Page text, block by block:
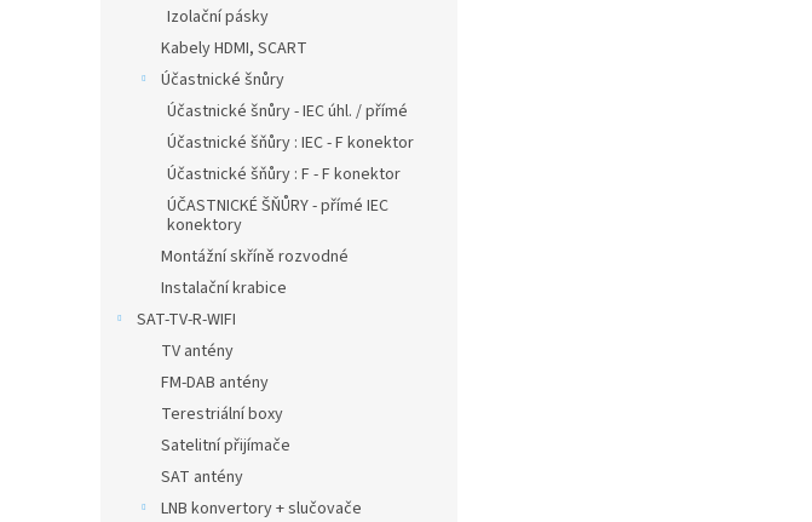
Izolační pásky
Kabely HDMI, SCART
Účastnické šnůry
Účastnické šnůry - IEC úhl. / přímé
Účastnické šňůry : IEC - F konektor
Účastnické šňůry : F - F konektor
ÚČASTNICKÉ ŠŇŮRY - přímé IEC
konektory
Montážní skříně rozvodné
Instalační krabice
SAT-TV-R-WIFI
TV antény
FM-DAB antény
Terestriální boxy
Satelitní přijímače
SAT antény
LNB konvertory + slučovače